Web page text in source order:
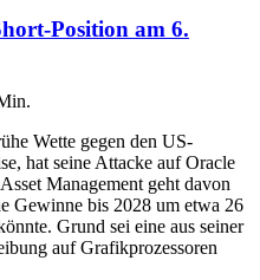
Position am 6.
Wette gegen den US-
hat seine Attacke auf Oracle
Management geht davon
Gewinne bis 2028 um etwa 26
Grund sei eine aus seiner
auf Grafikprozessoren